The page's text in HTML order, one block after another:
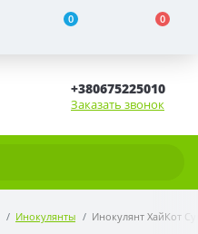
0 0
+380675225010
Заказать звонок
Инокулянты Инокулянт ХайКот